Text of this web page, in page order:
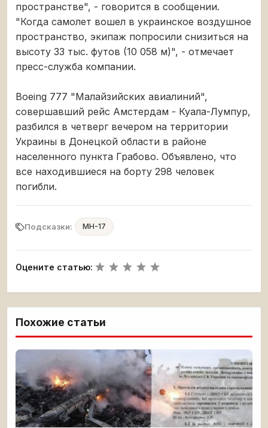
пространстве", - говорится в сообщении.
"Когда самолет вошел в украинское воздушное
пространство, экипаж попросили снизиться на
высоту 33 тыс. футов (10 058 м)", - отмечает
пресс-служба компании.
Boeing 777 "Малайзийских авиалиний",
совершавший рейс Амстердам - Куала-Лумпур,
разбился в четверг вечером на территории
Украины в Донецкой области в районе
населенного пункта Грабово. Объявлено, что
все находившиеся на борту 298 человек
погибли.
Подсказки: MH-17
Оцените статью:
Похожие статьи